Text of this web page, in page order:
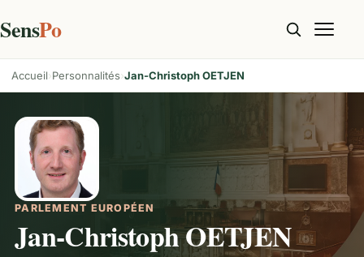
SensPo
Accueil Personnalités Jan-Christoph OETJEN
PARLEMENT EUROPÉEN
Jan-Christoph OETJEN